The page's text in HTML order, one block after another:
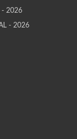
- 2026
- 2026